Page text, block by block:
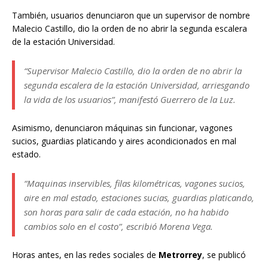
También, usuarios denunciaron que un supervisor de nombre
Malecio Castillo, dio la orden de no abrir la segunda escalera
de la estación Universidad.
“Supervisor Malecio Castillo, dio la orden de no abrir la
segunda escalera de la estación Universidad, arriesgando
la vida de los usuarios”, manifestó Guerrero de la Luz.
Asimismo, denunciaron máquinas sin funcionar, vagones
sucios, guardias platicando y aires acondicionados en mal
estado.
“Maquinas inservibles, filas kilométricas, vagones sucios,
aire en mal estado, estaciones sucias, guardias platicando,
son horas para salir de cada estación, no ha habido
cambios solo en el costo”, escribió Morena Vega.
Horas antes, en las redes sociales de Metrorrey, se publicó